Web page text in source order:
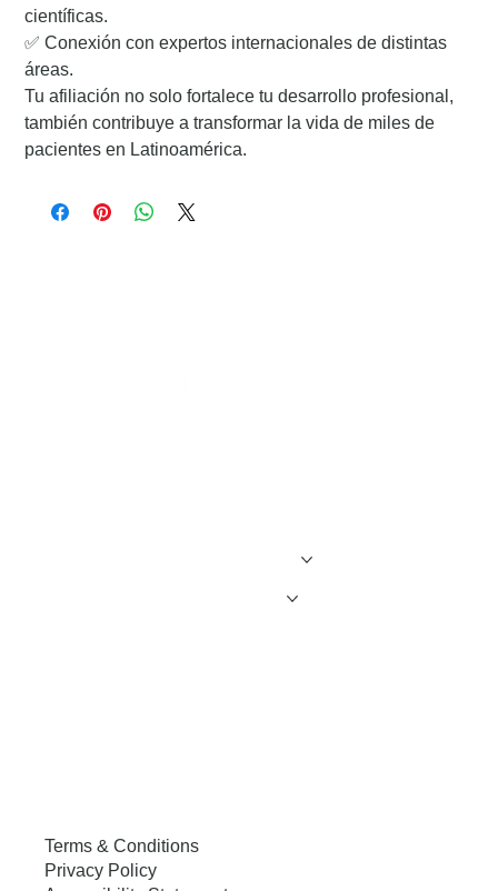
científicas.
✅ Conexión con expertos internacionales de distintas
áreas.
Tu afiliación no solo fortalece tu desarrollo profesional,
también contribuye a transformar la vida de miles de
pacientes en Latinoamérica.
Terms & Conditions
Privacy Policy